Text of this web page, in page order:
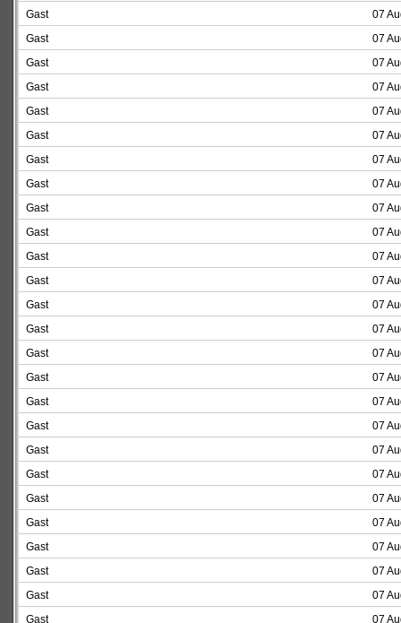
Gast
07
Gast
07
Gast
07
Gast
07
Gast
07
Gast
07
Gast
07
Gast
07
Gast
07
Gast
07
Gast
07
Gast
07
Gast
07
Gast
07
Gast
07
Gast
07
Gast
07
Gast
07
Gast
07
Gast
07
Gast
07
Gast
07
Gast
07
Gast
07
Gast
07
Gast
07